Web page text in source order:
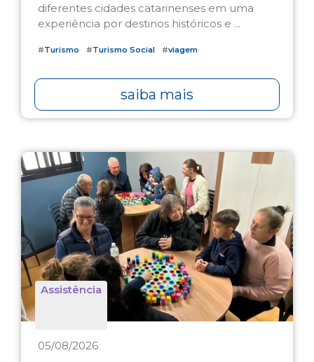
diferentes cidades catarinenses em uma
experiência por destinos históricos e ...
#Turismo #Turismo Social #viagem
saiba mais
Assistência
05/08/2026